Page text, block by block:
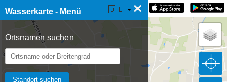
Wasserkarte - Menü ×
Ortsnamen suchen
☰ Wasserkarte Live 🇩🇪